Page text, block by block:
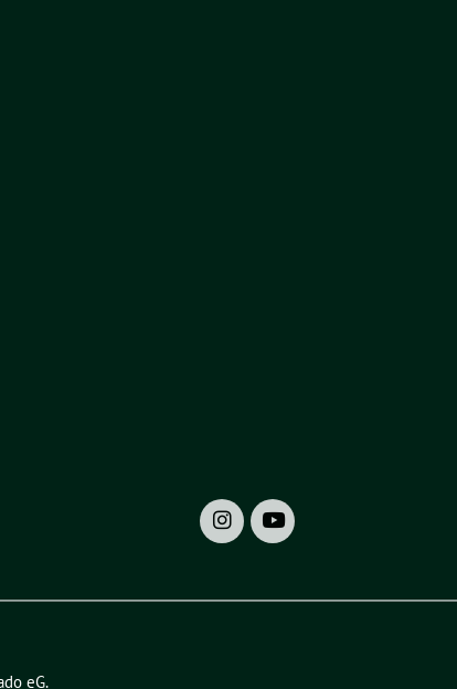
eG.